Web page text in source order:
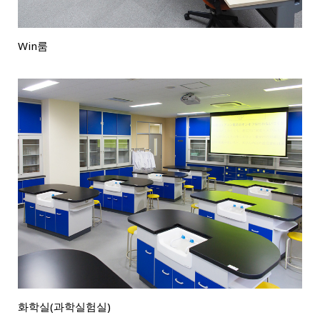
Win룸
화학실(과학실험실)